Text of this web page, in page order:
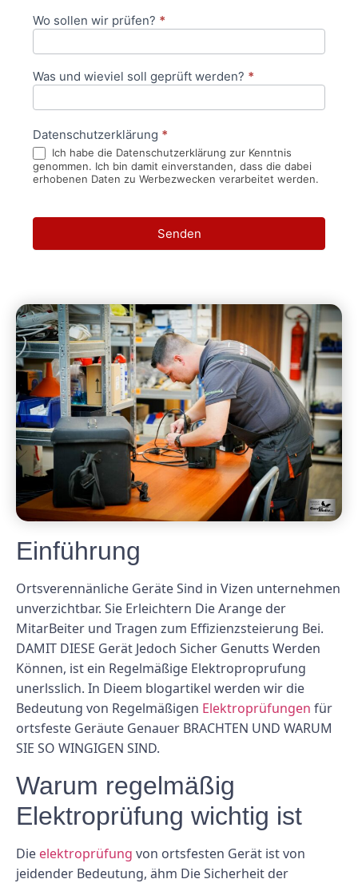
Wo sollen wir prüfen? *
Was und wieviel soll geprüft werden? *
Datenschutzerklärung *
Ich habe die Datenschutzerklärung zur Kenntnis
genommen. Ich bin damit einverstanden, dass die dabei
erhobenen Daten zu Werbezwecken verarbeitet werden.
Senden
Einführung
Ortsverennänliche Geräte Sind in Vizen unternehmen
unverzichtbar. Sie Erleichtern Die Arange der
MitarBeiter und Tragen zum Effizienzsteierung Bei.
DAMIT DIESE Gerät Jedoch Sicher Genutts Werden
Können, ist ein Regelmäßige Elektroproprufung
unerlsslich. In Dieem blogartikel werden wir die
Bedeutung von Regelmäßigen Elektroprüfungen für
ortsfeste Geräute Genauer BRACHTEN UND WARUM
SIE SO WINGIGEN SIND.
Warum regelmäßig
Elektroprüfung wichtig ist
Die elektroprüfung von ortsfesten Gerät ist von
jeidender Bedeutung, ähm Die Sicherheit der